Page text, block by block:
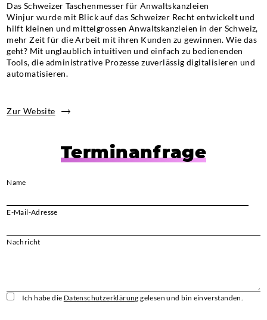
Das Schweizer Taschenmesser für Anwaltskanzleien
Winjur wurde mit Blick auf das Schweizer Recht entwickelt und
hilft kleinen und mittelgrossen Anwaltskanzleien in der Schweiz,
mehr Zeit für die Arbeit mit ihren Kunden zu gewinnen. Wie das
geht? Mit unglaublich intuitiven und einfach zu bedienenden
Tools, die administrative Prozesse zuverlässig digitalisieren und
automatisieren.
Zur Website
Terminanfrage
Name
E-Mail-Adresse
Nachricht
Ich habe die Datenschutzerklärung gelesen und bin einverstanden.